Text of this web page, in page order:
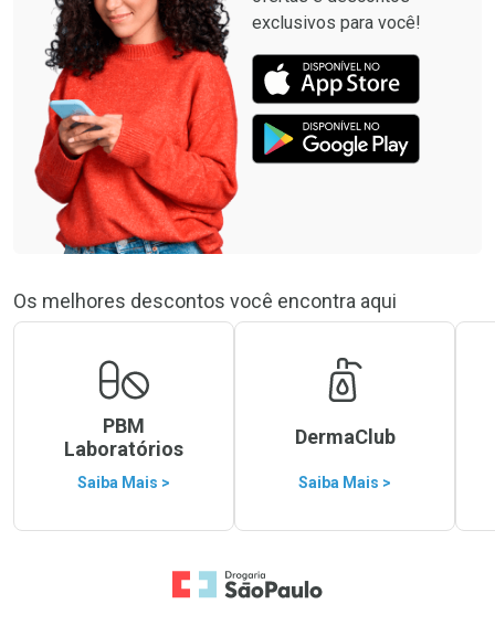
exclusivos para você!
Os melhores descontos você encontra aqui
PBM
Laboratórios
Saiba Mais >
DermaClub
Saiba Mais >
Ir para a Home